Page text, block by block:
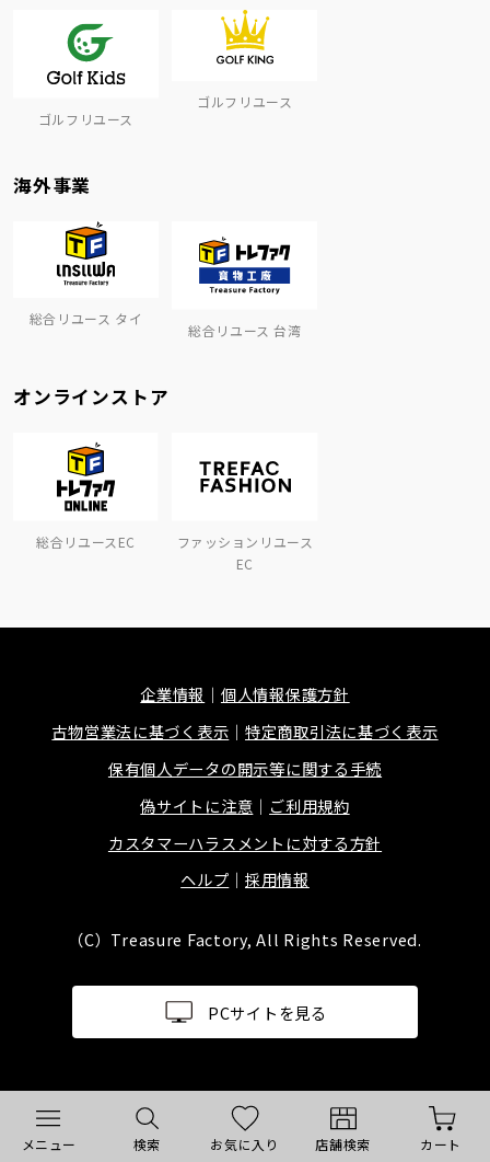
メニュー 検索 お気に入り 店舗検索 カート
ゴルフリユース
ゴルフリユース
海外事業
総合リユース タイ
総合リユース 台湾
オンラインストア
総合リユースEC
ファッションリユース
EC
企業情報
個人情報保護方針
古物営業法に基づく表示
特定商取引法に基づく表示
保有個人データの開示等に関する手続
偽サイトに注意
ご利用規約
カスタマーハラスメントに対する方針
ヘルプ
採用情報
（C）Treasure Factory, All Rights Reserved.
PCサイトを見る